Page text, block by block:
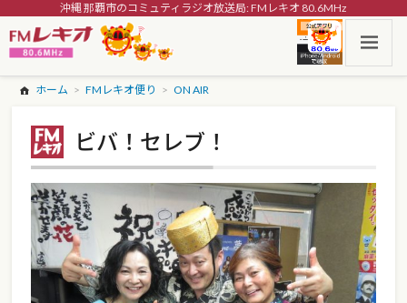
沖縄 那覇市のコミュティラジオ放送局: FMレキオ 80.6MHz
ホーム FMレキオ便り ON AIR
ビバ！セレブ！